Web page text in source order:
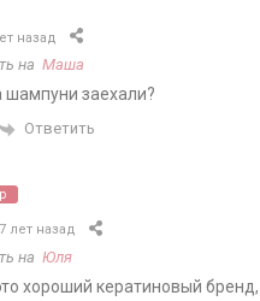
назад
на Маша
шампуни заехали?
Ответить
7 лет назад
на Юля
хороший кератиновый